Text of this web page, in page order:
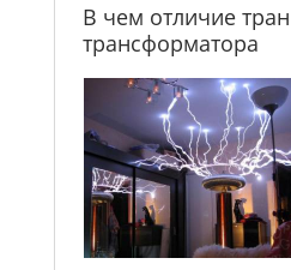
В чем отличие
трансформатора